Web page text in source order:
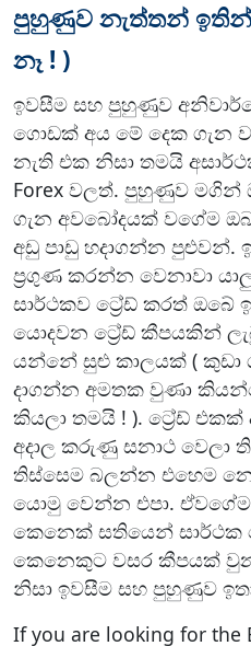
පුහුණුව නැත්තන් ඉතින්
නෑ ! )
ඉවසීම සහ පුහුණුව
ගොඩක් අය මේ දෙක ගැන
නැති එක නිසා තමයි
Forex වලත්. පුහුණුව මගින්
ගැන අවබෝදයක් වගේම
අඩු පාඩු හදාගන්න පුළුවන්.
ප්‍රගුණ කරන්න වෙනාවා
සාර්ථකව ට්‍රේඩ් කරත්
යොදවන ට්‍රේඩ් කීපයකින්
යන්නේ සුළු කාලයක් ( කුඩා
දාගන්න අමතක වුණා
කියලා තමයි ! ). ට්‍රේඩ්
අදාල කරුණු සනාථ වෙලා
තිස්සෙම බලන්න එහෙම
යොමු වෙන්න එපා.
කෙනෙක් සතියෙන්
කෙනෙකුට වසර කීපයක්
නිසා ඉවසීම සහ පුහුණුව
If you are looking for the